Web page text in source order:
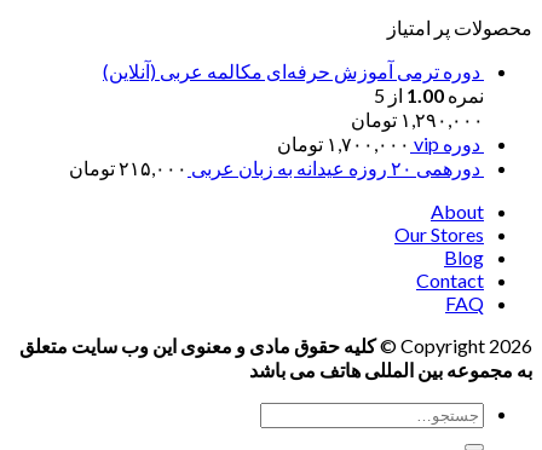
محصولات پر امتیاز
دوره ترمی آموزش حرفه‌ای مکالمه عربی (آنلاین)
نمره 1.00 از 5
۱,۲۹۰,۰۰۰ تومان
دوره vip
۱,۷۰۰,۰۰۰ تومان
دورهمی ۲۰ روزه عیدانه به زبان عربی
۲۱۵,۰۰۰تومان
About
Our Stores
Blog
Contact
FAQ
Copyright 2026 ©
کلیه حقوق مادی و معنوی این وب سایت متعلق
به مجموعه بین المللی هاتف می باشد
جستجو